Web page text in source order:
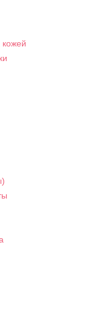
кожей